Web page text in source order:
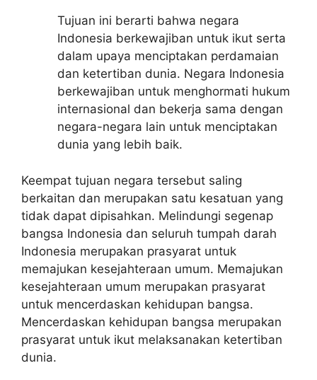
Tujuan ini berarti bahwa negara
Indonesia berkewajiban untuk ikut serta
dalam upaya menciptakan perdamaian
dan ketertiban dunia. Negara Indonesia
berkewajiban untuk menghormati hukum
internasional dan bekerja sama dengan
negara-negara lain untuk menciptakan
dunia yang lebih baik.
Keempat tujuan negara tersebut saling
berkaitan dan merupakan satu kesatuan yang
tidak dapat dipisahkan. Melindungi segenap
bangsa Indonesia dan seluruh tumpah darah
Indonesia merupakan prasyarat untuk
memajukan kesejahteraan umum. Memajukan
kesejahteraan umum merupakan prasyarat
untuk mencerdaskan kehidupan bangsa.
Mencerdaskan kehidupan bangsa merupakan
prasyarat untuk ikut melaksanakan ketertiban
dunia.